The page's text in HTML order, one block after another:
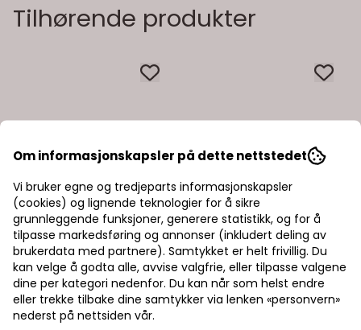
Tilhørende produkter
Om informasjonskapsler på dette nettstedet
Vi bruker egne og tredjeparts informasjonskapsler
(cookies) og lignende teknologier for å sikre
grunnleggende funksjoner, generere statistikk, og for å
tilpasse markedsføring og annonser (inkludert deling av
brukerdata med partnere). Samtykket er helt frivillig. Du
kan velge å godta alle, avvise valgfrie, eller tilpasse valgene
dine per kategori nedenfor. Du kan når som helst endre
eller trekke tilbake dine samtykker via lenken «personvern»
nederst på nettsiden vår.